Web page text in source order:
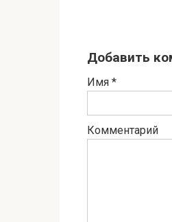
Добавить
Имя *
Комментарий